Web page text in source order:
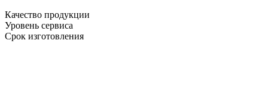
Качество продукции
Уровень сервиса
Срок изготовления